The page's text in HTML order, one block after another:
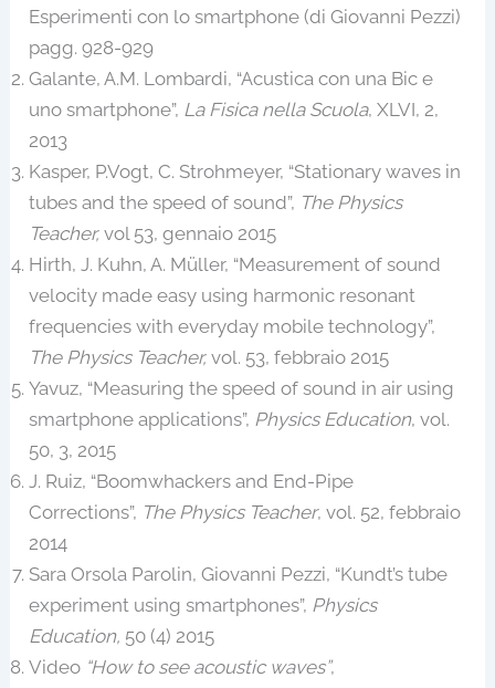
Esperimenti con lo smartphone (di Giovanni Pezzi)
pagg. 928-929
Galante, A.M. Lombardi, “Acustica con una Bic e
uno smartphone”, La Fisica nella Scuola, XLVI, 2,
2013
Kasper, P.Vogt, C. Strohmeyer, “Stationary waves in
tubes and the speed of sound”, The Physics
Teacher, vol 53, gennaio 2015
Hirth, J. Kuhn, A. Müller, “Measurement of sound
velocity made easy using harmonic resonant
frequencies with everyday mobile technology”,
The Physics Teacher, vol. 53, febbraio 2015
Yavuz, “Measuring the speed of sound in air using
smartphone applications”, Physics Education, vol.
50, 3, 2015
J. Ruiz, “Boomwhackers and End-Pipe
Corrections”, The Physics Teacher, vol. 52, febbraio
2014
Sara Orsola Parolin, Giovanni Pezzi, “Kundt’s tube
experiment using smartphones”, Physics
Education, 50 (4) 2015
Video “How to see acoustic waves”,